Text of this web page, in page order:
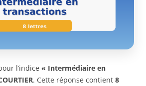
l’indice « Intermédiaire en
. Cette réponse contient 8